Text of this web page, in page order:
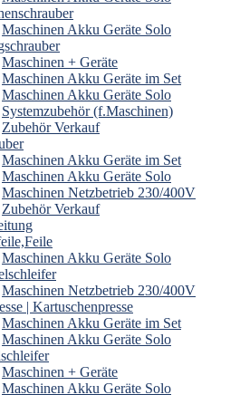
Maschinen Akku Geräte Solo
Maschinen + Geräte
Maschinen Akku Geräte im Set
Maschinen Akku Geräte Solo
Systemzubehör (f.Maschinen)
Zubehör Verkauf
Maschinen Akku Geräte im Set
Maschinen Akku Geräte Solo
Maschinen Netzbetrieb 230/400V
Zubehör Verkauf
Maschinen Akku Geräte Solo
Maschinen Netzbetrieb 230/400V
| Kartuschenpresse
Maschinen Akku Geräte im Set
Maschinen Akku Geräte Solo
Maschinen + Geräte
Maschinen Akku Geräte Solo